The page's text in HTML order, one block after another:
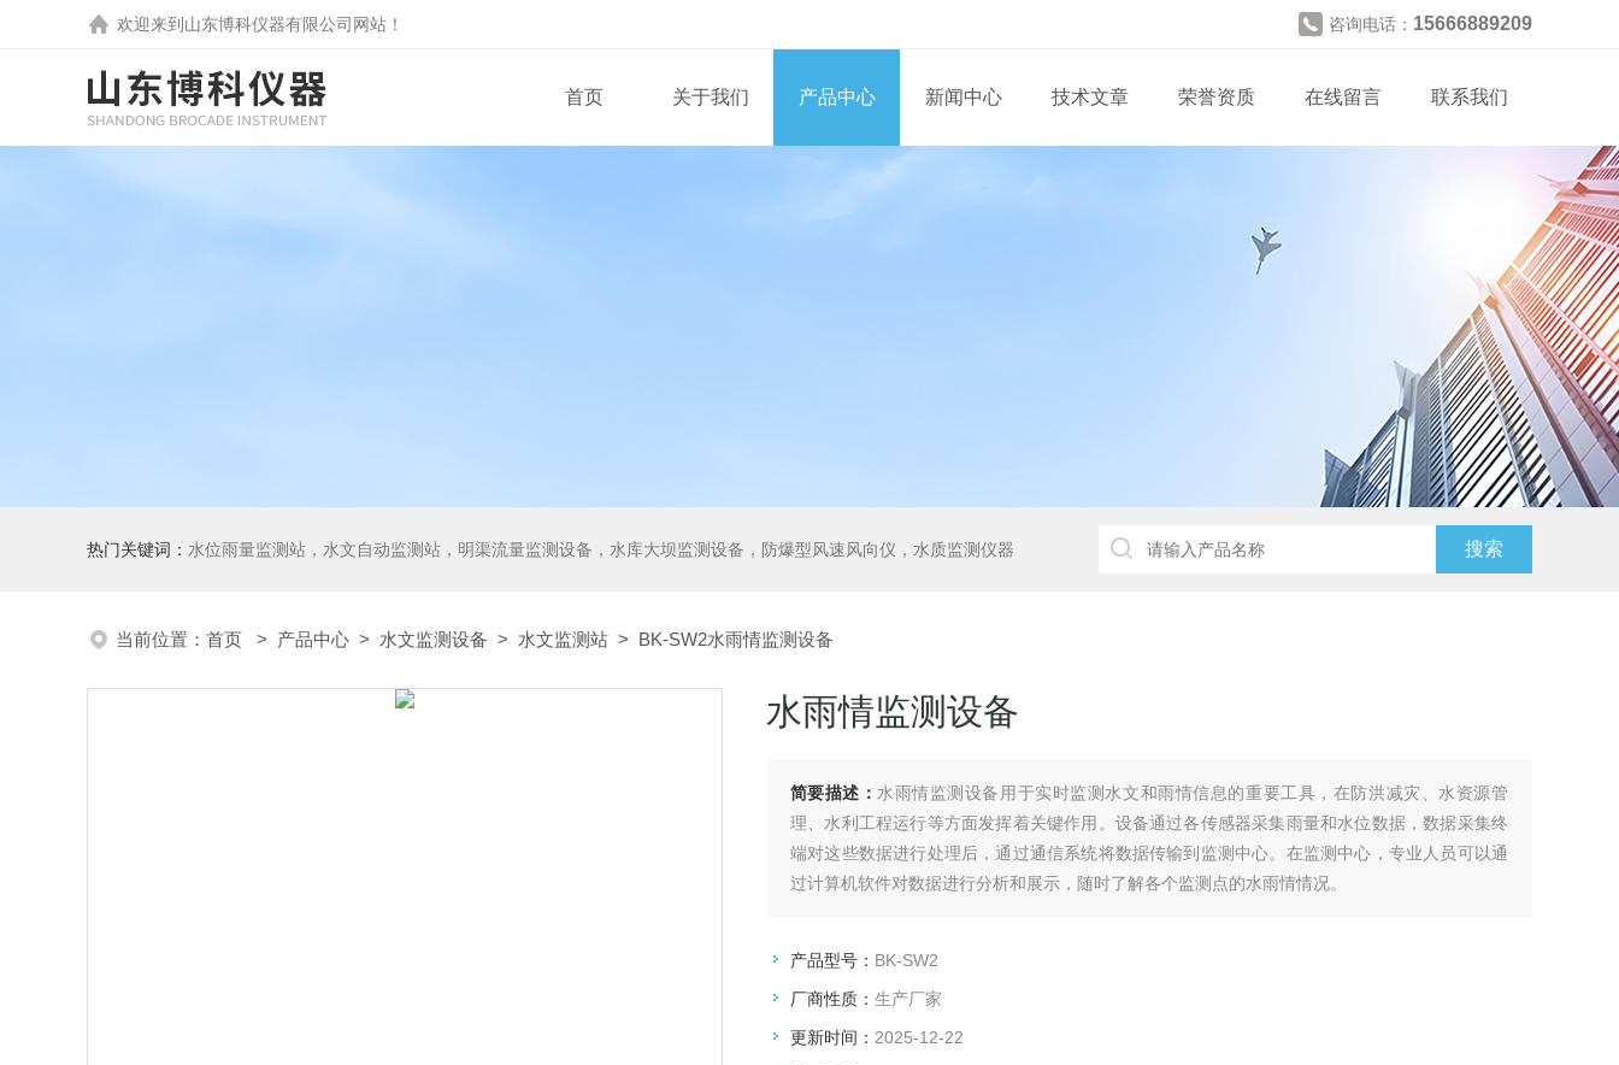
欢迎来到 山东博科仪器有限公司 网站！ 咨询电话： 15666889209
首页 关于我们 产品中心 新闻中心 技术文章 荣誉资质 在线留言 联系我们
热门关键词： 水位雨量监测站，水文自动监测站，明渠流量监测设备，水库大坝监测设备，防爆型风速风向仪，水质监测仪器
当前位置： 首页 > 产品中心 > 水文监测设备 > 水文监测站 > BK-SW2水雨情监测设备
水雨情监测设备
简要描述： 水雨情监测设备用于实时监测水文和雨情信息的重要工具，在防洪减灾、水资源管
理、水利工程运行等方面发挥着关键作用。设备通过各传感器采集雨量和水位数据，数据采集终
端对这些数据进行处理后，通过通信系统将数据传输到监测中心。在监测中心，专业人员可以通
过计算机软件对数据进行分析和展示，随时了解各个监测点的水雨情情况。
产品型号： BK-SW2
厂商性质： 生产厂家
更新时间： 2025-12-22